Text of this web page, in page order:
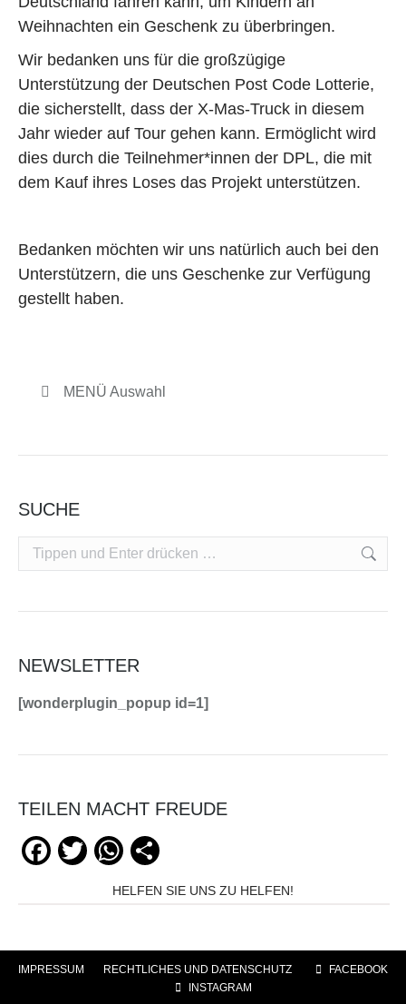
Weihnachten ein Geschenk zu überbringen.
Wir bedanken uns für die großzügige
Unterstützung der Deutschen Post Code Lotterie,
die sicherstellt, dass der X-Mas-Truck in diesem
Jahr wieder auf Tour gehen kann. Ermöglicht wird
dies durch die Teilnehmer*innen der DPL, die mit
dem Kauf ihres Loses das Projekt unterstützen.
Bedanken möchten wir uns natürlich auch bei den
Unterstützern, die uns Geschenke zur Verfügung
gestellt haben.
MENÜ Auswahl
SUCHE
Search:
NEWSLETTER
[wonderplugin_popup id=1]
TEILEN MACHT FREUDE
Facebook
Twitter WhatsApp
HELFEN SIE UNS ZU HELFEN!
IMPRESSUM RECHTLICHES UND DATENSCHUTZ
FACEBOOK
INSTAGRAM